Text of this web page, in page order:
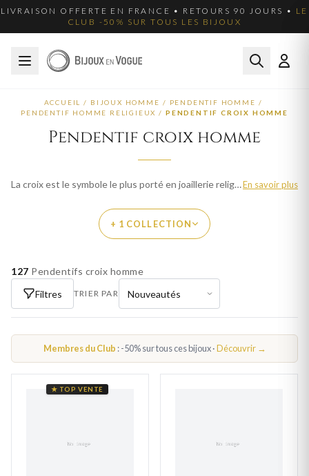
LIVRAISON OFFERTE EN FRANCE • RETOURS 90 JOURS • LE
CLUB -50% SUR TOUS LES BIJOUX
ACCUEIL / BIJOUX HOMME / PENDENTIF HOMME /
PENDENTIF HOMME RELIGIEUX / PENDENTIF CROIX HOMME
Pendentif croix homme
La croix est le symbole le plus porté en joaillerie religieuse. Symbole de foi et de protection, nos pendentifs croix sont disponibles en or, argent et plaqué or. Des croix classiques aux designs modernes, chaque modèle est travaillé avec finesse. Explorez plus de 80 créations pour homme et trouvez le bijou qui vous ressemble. Livraison offerte en France métropolitaine.En savoir plus
+ 1 COLLECTION
PAR THÈME
PENDENTIF CROIX FEMME
127 Pendentifs croix homme
Filtres
TRIER PAR
Membres du Club : -50% sur tous ces bijoux ·Découvrir →
★ TOP VENTE